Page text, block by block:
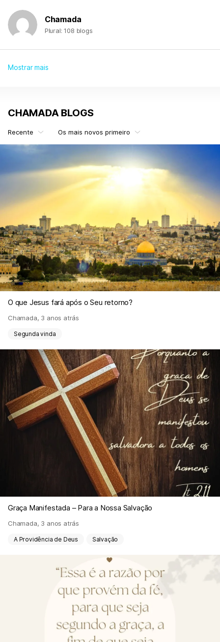
Chamada
Plural: 108 blogs
Mostrar mais
CHAMADA BLOGS
Recente Os mais novos primeiro
O que Jesus fará após o Seu retorno?
Chamada, 3 anos atrás
Segunda vinda
Graça Manifestada – Para a Nossa Salvação
Chamada, 3 anos atrás
A Providência de Deus Salvação